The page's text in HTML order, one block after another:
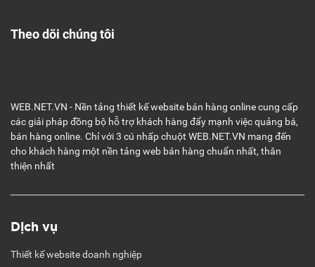
Theo dõi chúng tôi
WEB.NET.VN - Nền tảng thiết kế website bán hàng online cung cấp
các giải pháp đồng bộ hỗ trợ khách hàng đẩy mạnh việc quảng bá,
bán hàng online. Chỉ với 3 cú nhấp chuột WEB.NET.VN mang đến
cho khách hàng một nền tảng web bán hàng chuẩn nhất, thân
thiện nhất
Dịch vụ
Thiết kế website doanh nghiệp